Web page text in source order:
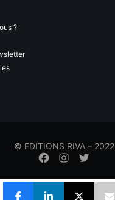
?
© EDITIONS RIVA – 2022
Élément
menude
de